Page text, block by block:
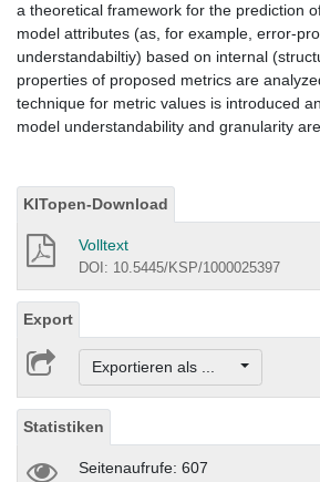
a theoretical framework for the prediction
model attributes (as, for example, error-
understandabiltiy) based on internal
properties of proposed metrics are
technique for metric values is introduced
model understandability and granularity
KITopen-Download
Volltext
DOI: 10.5445/KSP/1000025397
Export
Exportieren als ...
Statistiken
Seitenaufrufe: 607